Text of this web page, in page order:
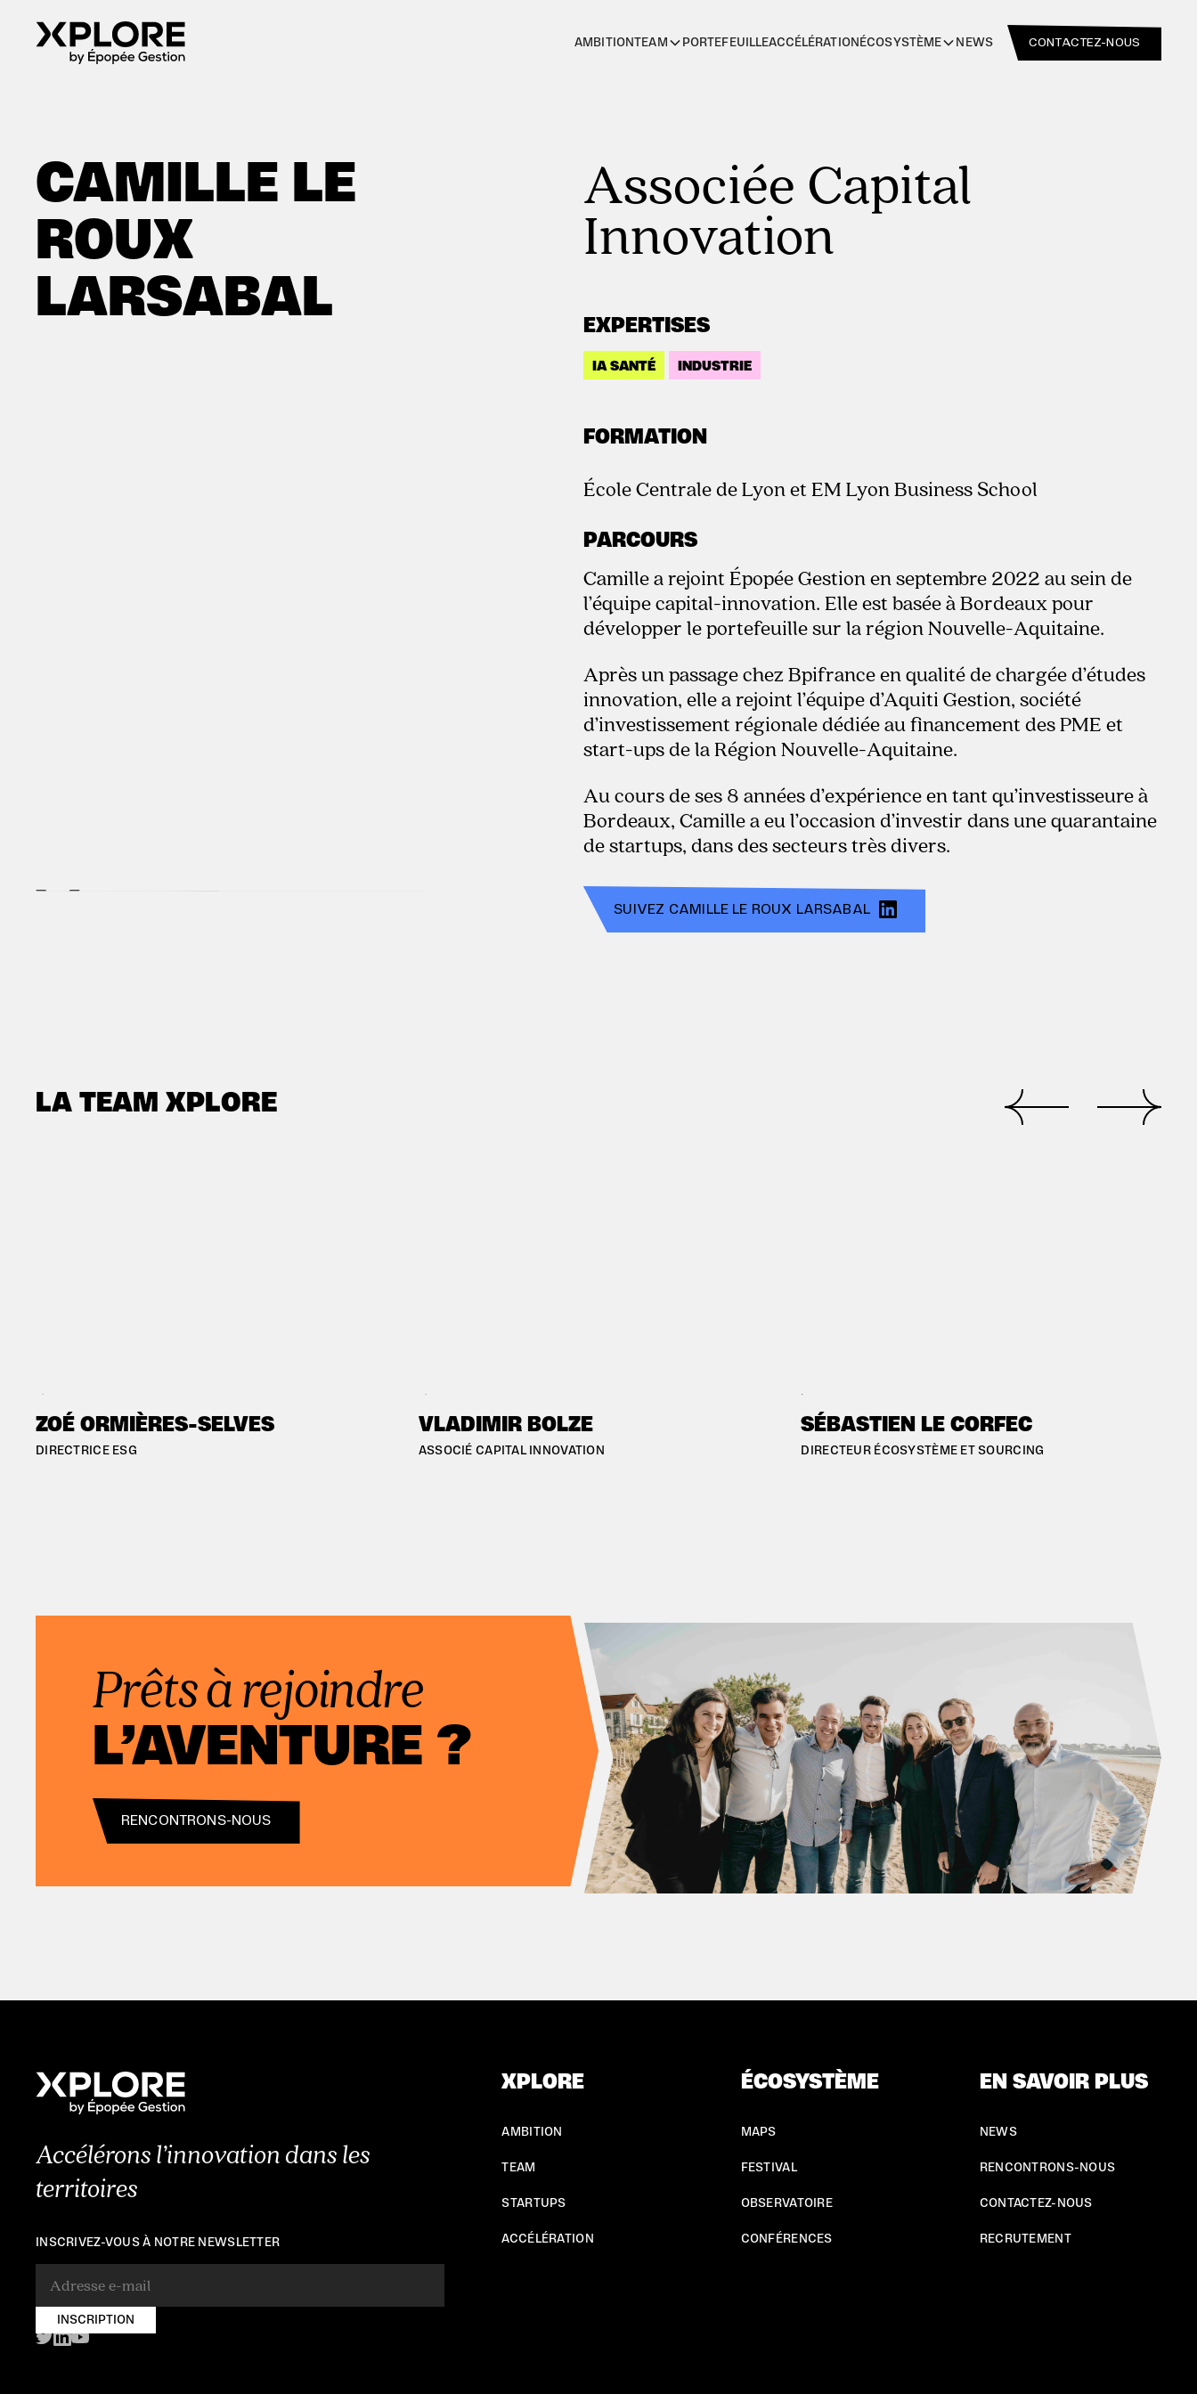
AMBITIONTEAM PORTEFEUILLEACCÉLÉRATION ÉCOSYSTÈME NEWS CONTACTEZ-NOUS
CAMILLE LE
ROUX
LARSABAL
Associée Capital
Innovation
EXPERTISES
IA SANTÉ INDUSTRIE
FORMATION
École Centrale de Lyon et EM Lyon Business School
PARCOURS
Camille a rejoint Épopée Gestion en septembre 2022 au sein de
l’équipe capital-innovation. Elle est basée à Bordeaux pour
développer le portefeuille sur la région Nouvelle-Aquitaine.
Après un passage chez Bpifrance en qualité de chargée d’études
innovation, elle a rejoint l’équipe d’Aquiti Gestion, société
d’investissement régionale dédiée au financement des PME et
start-ups de la Région Nouvelle-Aquitaine.
Au cours de ses 8 années d’expérience en tant qu’investisseure à
Bordeaux, Camille a eu l’occasion d’investir dans une quarantaine
de startups, dans des secteurs très divers.
SUIVEZ CAMILLE LE ROUX LARSABAL
LA TEAM XPLORE
#PARIS
ZOÉ ORMIÈRES-SELVES
DIRECTRICE ESG
#PARIS
VLADIMIR BOLZE
ASSOCIÉ CAPITAL INNOVATION
#BREST
SÉBASTIEN LE CORFEC
DIRECTEUR ÉCOSYSTÈME ET SOURCING
Prêts à rejoindre
L’AVENTURE ?
RENCONTRONS-NOUS
Accélérons l’innovation dans les
territoires
INSCRIVEZ-VOUS À NOTRE NEWSLETTER
XPLORE
AMBITION
TEAM
STARTUPS
ACCÉLÉRATION
ÉCOSYSTÈME
MAPS
FESTIVAL
OBSERVATOIRE
CONFÉRENCES
EN SAVOIR PLUS
NEWS
RENCONTRONS-NOUS
CONTACTEZ-NOUS
RECRUTEMENT